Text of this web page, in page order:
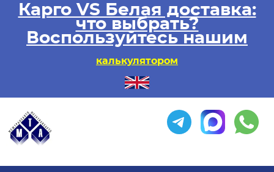
Карго VS Белая доставка:
что выбрать?
Воспользуйтесь нашим
калькулятором